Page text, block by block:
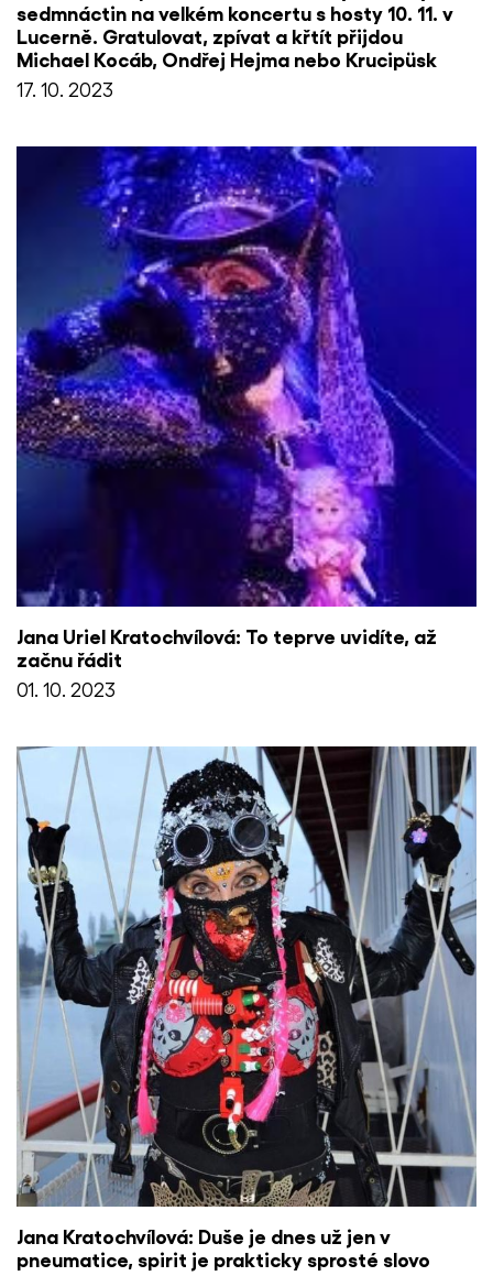
sedmnáctin na velkém koncertu s hosty 10. 11. v
Lucerně. Gratulovat, zpívat a křtít přijdou
Michael Kocáb, Ondřej Hejma nebo Krucipüsk
17. 10. 2023
Jana Uriel Kratochvílová: To teprve uvidíte, až
začnu řádit
01. 10. 2023
Jana Kratochvílová: Duše je dnes už jen v
pneumatice, spirit je prakticky sprosté slovo